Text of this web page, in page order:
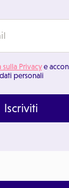
Privacy e
personali
Iscriviti